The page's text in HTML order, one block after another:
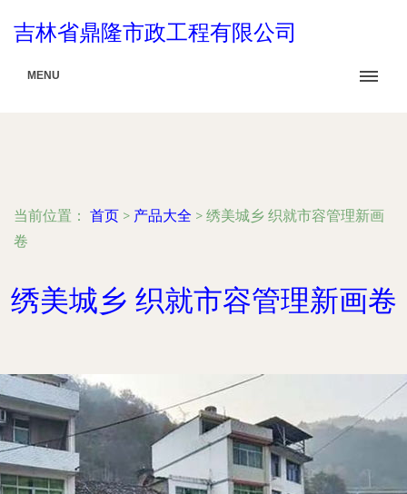
吉林省鼎隆市政工程有限公司
MENU
当前位置： 首页 > 产品大全 > 绣美城乡 织就市容管理新画
卷
绣美城乡 织就市容管理新画卷